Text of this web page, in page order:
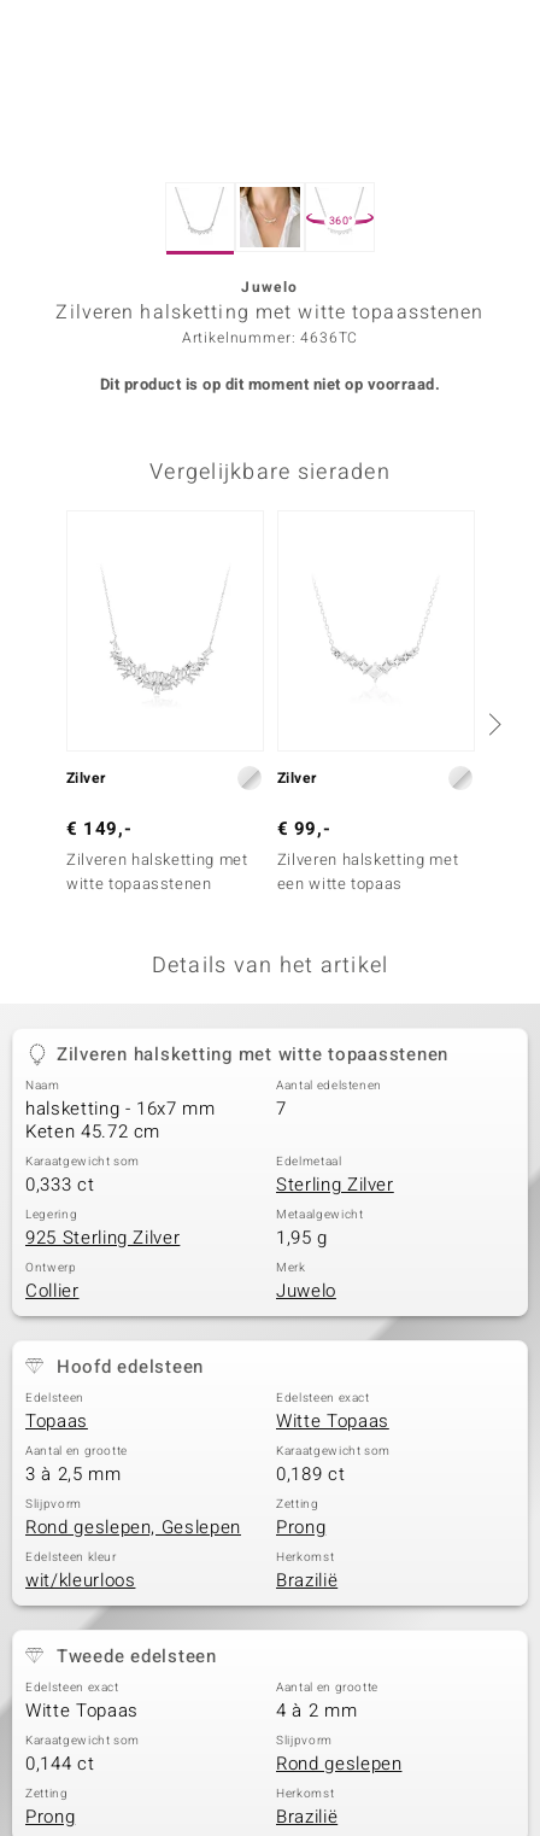
Collection
360°
Juwelo
Zilveren halsketting met witte topaasstenen
Artikelnummer: 4636TC
Dit product is op dit moment niet op voorraad.
Vergelijkbare sieraden
Zilver
€ 149,-
Zilveren halsketting met
witte topaasstenen
Zilver
€ 99,-
Zilveren halsketting met
een witte topaas
Details van het artikel
Zilveren halsketting met witte topaasstenen
Naam
halsketting - 16x7 mm
Keten 45.72 cm
Aantal edelstenen
7
Karaatgewicht som
0,333 ct
Edelmetaal
Sterling Zilver
Legering
925 Sterling Zilver
Metaalgewicht
1,95 g
Ontwerp
Collier
Merk
Juwelo
Hoofd edelsteen
Edelsteen
Topaas
Edelsteen exact
Witte Topaas
Aantal en grootte
3 à 2,5 mm
Karaatgewicht som
0,189 ct
Slijpvorm
Rond geslepen, Geslepen
Zetting
Prong
Edelsteen kleur
wit/kleurloos
Herkomst
Brazilië
Tweede edelsteen
Edelsteen exact
Witte Topaas
Aantal en grootte
4 à 2 mm
Karaatgewicht som
0,144 ct
Slijpvorm
Rond geslepen
Zetting
Prong
Herkomst
Brazilië